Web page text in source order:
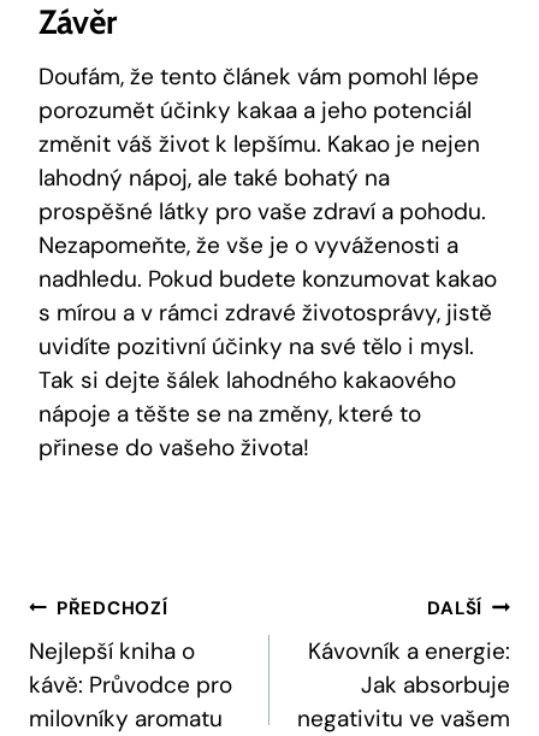
Závěr
Doufám, že tento článek vám pomohl lépe
porozumět účinky kakaa a jeho potenciál⁣
změnit váš život k lepšímu.⁢ Kakao je nejen
lahodný nápoj, ale‍ také bohatý na
prospěšné látky pro vaše‌ zdraví a pohodu.
‌Nezapomeňte, že vše je ‌o vyváženosti a
nadhledu. Pokud budete konzumovat kakao
s mírou ⁢a v ⁤rámci zdravé životosprávy, jistě
uvidíte pozitivní účinky na své tělo i mysl. ​
Tak si dejte šálek lahodného⁢ kakaového
nápoje‌ a těšte se na ‌změny, které to
‍přinese do vašeho života!
Navigace
Pro
Příspěvek
PŘEDCHOZÍ
Nejlepší kniha o
kávě: Průvodce pro
milovníky aromatu
DALŠÍ
Kávovník a energie:
Jak absorbuje
negativitu ve vašem